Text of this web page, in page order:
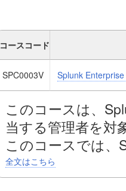
コースコード
SPC0003V Splunk
このコースは、
当する管理者を対
このコースでは、
トデータをSplunk
Splunkフォワーダ
全文はこちら